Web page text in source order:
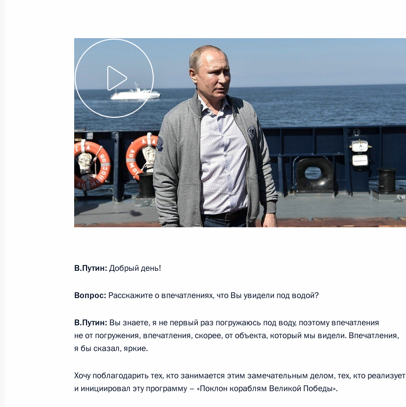
11 декабря 2019 года, 18:15
Заседание Российского организационного комитета «Победа»
11 декабря 2019 года, 17:30
11 декабря Президент проведёт заседание оргкомитета
«Победа»
10 декабря 2019 года, 15:00
Заседание оргкомитета по подготовке и проведению
3 декабря 2019 года, 17:30
атрибутики или символики
2 декабря 2019 года, 12:05
Осмотр выставки «Память поколений: Великая Отечественная
В.Путин: Добрый день!
Вопрос: Расскажите о впечатлениях, что Вы увидели под водой?
В.Путин: Вы знаете, я не первый раз погружаюсь под воду, поэтому впечатления
не от погружения, впечатления, скорее, от объекта, который мы видели. Впечатления,
я бы сказал, яркие.
Хочу поблагодарить тех, кто занимается этим замечательным делом, тех, кто реализует
и инициировал эту программу – «Поклон кораблям Великой Победы».